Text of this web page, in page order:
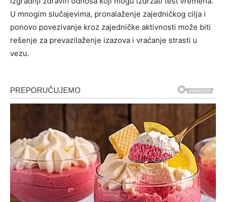
U mnogim slučajevima, pronalaženje zajedničkog cilja i
ponovo povezivanje kroz zajedničke aktivnosti može biti
rešenje za prevazilaženje izazova i vraćanje strasti u
vezu.